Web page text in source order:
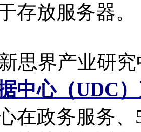
存放服务器。
界产业研究
中心（UDC
在政务服务